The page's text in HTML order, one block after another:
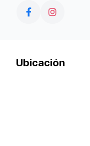
Ubicación